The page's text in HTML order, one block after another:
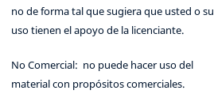
no de forma tal que sugiera que usted o su
uso tienen el apoyo de la licenciante.
No Comercial: no puede hacer uso del
material con propósitos comerciales.